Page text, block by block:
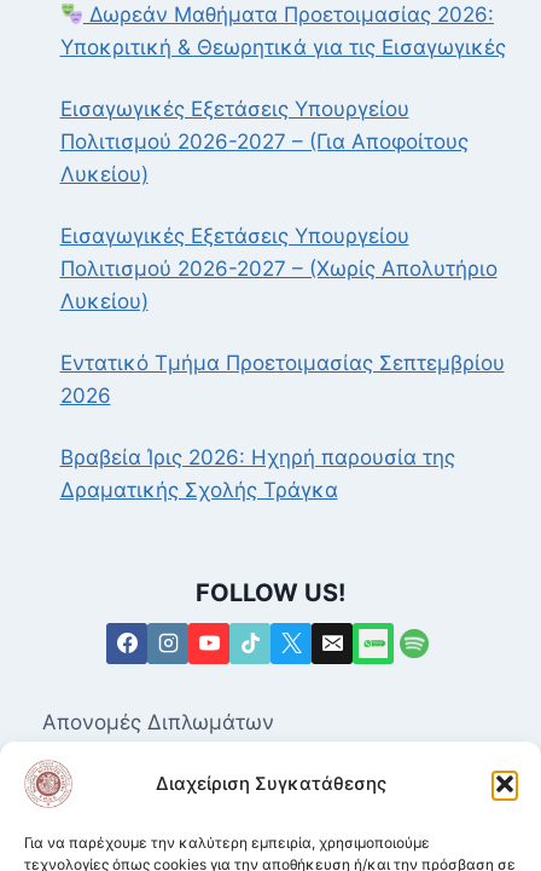
Διαχείριση Συγκατάθεσης
Για να παρέχουμε την καλύτερη εμπειρία, χρησιμοποιούμε
τεχνολογίες όπως cookies για την αποθήκευση ή/και την πρόσβαση σε
Δωρεάν Μαθήματα Προετοιμασίας 2026:
Υποκριτική & Θεωρητικά για τις Εισαγωγικές
Εισαγωγικές Εξετάσεις Υπουργείου
Πολιτισμού 2026-2027 – (Για Αποφοίτους
Λυκείου)
Εισαγωγικές Εξετάσεις Υπουργείου
Πολιτισμού 2026-2027 – (Χωρίς Απολυτήριο
Λυκείου)
Εντατικό Τμήμα Προετοιμασίας Σεπτεμβρίου
2026
Βραβεία Ίρις 2026: Ηχηρή παρουσία της
Δραματικής Σχολής Τράγκα
FOLLOW US!
Απονομές Διπλωμάτων
Επαγγελματικά Δικαιώματα για τις Ανώτερες
Δραματικές Σχολές
Μητρώο Καλλιτεχνών